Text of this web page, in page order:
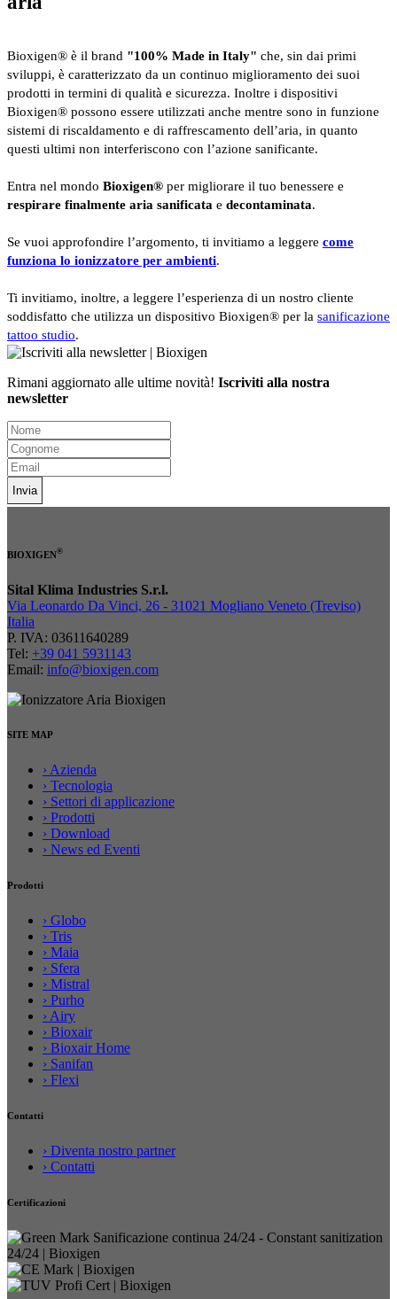
Bioxigen® è il brand "100% Made in Italy" che, sin dai primi
sviluppi, è caratterizzato da un continuo miglioramento dei suoi
prodotti in termini di qualità e sicurezza. Inoltre i dispositivi
Bioxigen® possono essere utilizzati anche mentre sono in funzione
sistemi di riscaldamento e di raffrescamento dell’aria, in quanto
questi ultimi non interferiscono con l’azione sanificante.
Entra nel mondo Bioxigen® per migliorare il tuo benessere e
respirare finalmente aria sanificata e decontaminata.
Se vuoi approfondire l’argomento, ti invitiamo a leggere come
funziona lo ionizzatore per ambienti.
Ti invitiamo, inoltre, a leggere l’esperienza di un nostro cliente
soddisfatto che utilizza un dispositivo Bioxigen® per la sanificazione
tattoo studio.
Rimani aggiornato alle ultime novità! Iscriviti alla nostra
newsletter
Invia
BIOXIGEN®
Sital Klima Industries S.r.l.
Via Leonardo Da Vinci, 26 - 31021 Mogliano Veneto (Treviso)
Italia
P. IVA: 03611640289
Tel: +39 041 5931143
Email: info@bioxigen.com
SITE MAP
› Azienda
› Tecnologia
› Settori di applicazione
› Prodotti
› Download
› News ed Eventi
Prodotti
› Globo
› Tris
› Maia
› Sfera
› Mistral
› Purho
› Airy
› Bioxair
› Bioxair Home
› Sanifan
› Flexi
Contatti
› Diventa nostro partner
› Contatti
Certificazioni